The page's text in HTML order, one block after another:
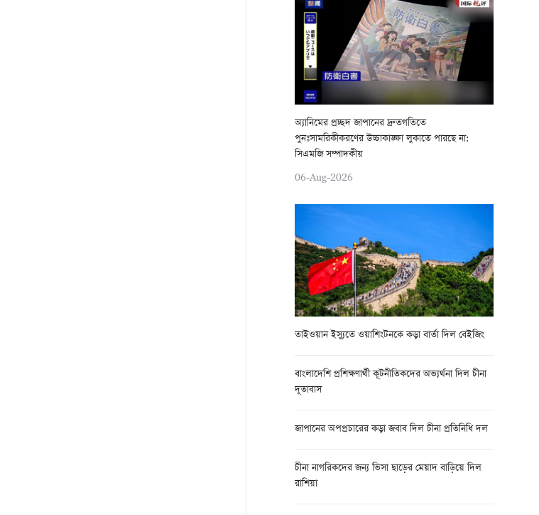
অ্যানিমের প্রচ্ছদ জাপানের দ্রুতগতিতে
পুনঃসামরিকীকরণের উচ্চাকাঙ্ক্ষা লুকাতে পারছে না:
সিএমজি সম্পাদকীয়
06-Aug-2026
তাইওয়ান ইস্যুতে ওয়াশিংটনকে কড়া বার্তা দিল বেইজিং
বাংলাদেশি প্রশিক্ষণার্থী কূটনীতিকদের অভ্যর্থনা দিল চীনা
দূতাবাস
জাপানের অপপ্রচারের কড়া জবাব দিল চীনা প্রতিনিধি দল
চীনা নাগরিকদের জন্য ভিসা ছাড়ের মেয়াদ বাড়িয়ে দিল
রাশিয়া